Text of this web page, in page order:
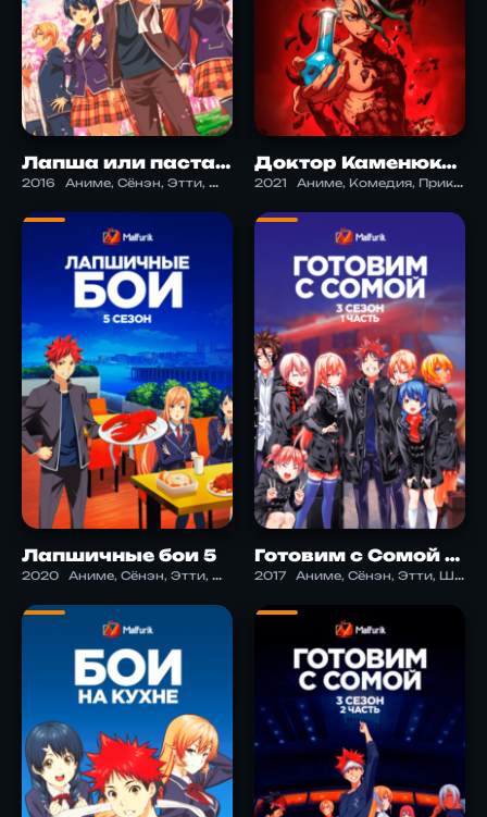
Лапша или паста: битва кулинаров 2
2016 Аниме, Сёнэн, Этти, Школа
Доктор Каменюка: Металлические Войны
2021 Аниме, Комедия, Приключения, Сёнэн, Фантастика
Лапшичные бои 5
2020 Аниме, Сёнэн, Этти, Школа
Готовим с Сомой 3.1
2017 Аниме, Сёнэн, Этти, Школа